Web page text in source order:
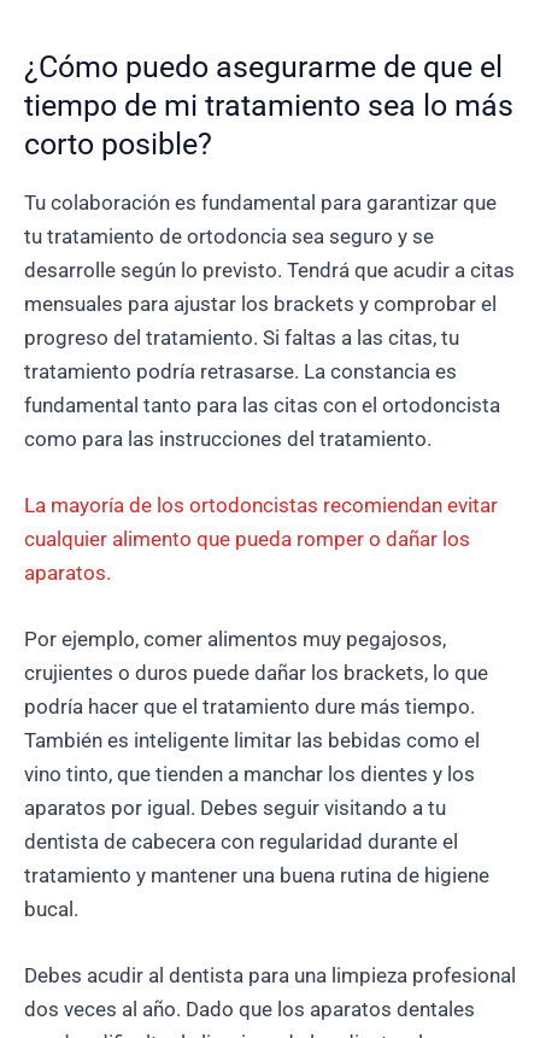
¿Cómo puedo asegurarme de que el
tiempo de mi tratamiento sea lo más
corto posible?
Tu colaboración es fundamental para garantizar que
tu tratamiento de ortodoncia sea seguro y se
desarrolle según lo previsto. Tendrá que acudir a citas
mensuales para ajustar los brackets y comprobar el
progreso del tratamiento. Si faltas a las citas, tu
tratamiento podría retrasarse. La constancia es
fundamental tanto para las citas con el ortodoncista
como para las instrucciones del tratamiento.
La mayoría de los ortodoncistas recomiendan evitar
cualquier alimento que pueda romper o dañar los
aparatos.
Por ejemplo, comer alimentos muy pegajosos,
crujientes o duros puede dañar los brackets, lo que
podría hacer que el tratamiento dure más tiempo.
También es inteligente limitar las bebidas como el
vino tinto, que tienden a manchar los dientes y los
aparatos por igual. Debes seguir visitando a tu
dentista de cabecera con regularidad durante el
tratamiento y mantener una buena rutina de higiene
bucal.
Debes acudir al dentista para una limpieza profesional
dos veces al año. Dado que los aparatos dentales